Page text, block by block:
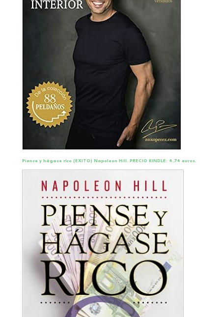
Piense y hágase rico (EXITO) Napoleon Hill. PRECIO KINDLE: 4,74 euros.